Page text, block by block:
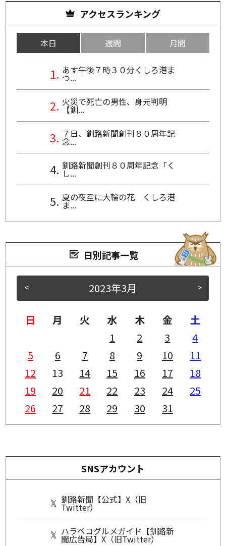
アクセスランキング
本日 週間 月間
あす午後７時３０分くしろ港ま
つ...
火災で死亡の男性、身元判明
【釧...
７日、釧路新聞創刊８０周年記
念...
釧路新聞創刊８０周年記念「く
し...
夏の夜空に大輪の花 くしろ港
ま...
日別記事一覧
< >
2023年3月
日 月 火 水 木 金
土
1
2 3
4
5
6 7 8 9 10
11
12
13 14 15 16 17
18
19
20 21 22 23 24
25
26
27 28 29 30 31
SNSアカウント
釧路新聞【公式】X（旧
Twitter）
ハラペコグルメガイド【釧路新
聞広告局】X（旧Twitter）